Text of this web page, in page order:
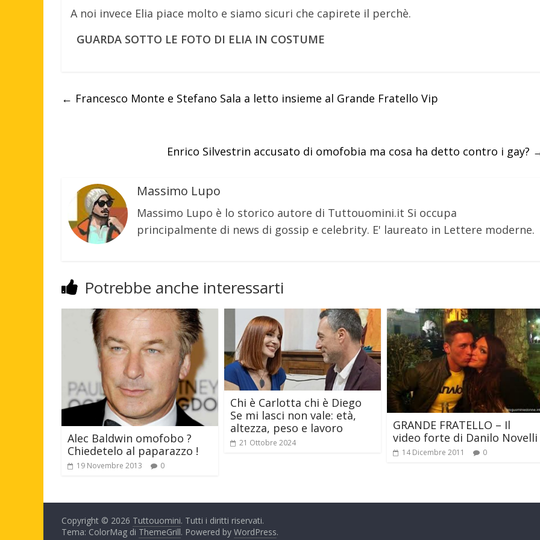
A noi invece Elia piace molto e siamo sicuri che capirete il perchè.
GUARDA SOTTO LE FOTO DI ELIA IN COSTUME
← Francesco Monte e Stefano Sala a letto insieme al Grande Fratello Vip
Enrico Silvestrin accusato di omofobia ma cosa ha detto contro i gay?
Massimo Lupo
Massimo Lupo è lo storico autore di Tuttouomini.it Si occupa
principalmente di news di gossip e celebrity. E' laureato in Lettere moderne.
Potrebbe anche interessarti
Alec Baldwin omofobo ?
Chiedetelo al paparazzo !
19 Novembre 2013 0
Chi è Carlotta chi è Diego
Se mi lasci non vale: età,
altezza, peso e lavoro
21 Ottobre 2024
GRANDE FRATELLO – Il
video forte di Danilo Novelli
14 Dicembre 2011 0
Copyright © 2026 Tuttouomini. Tutti i diritti riservati.
Tema: ColorMag di ThemeGrill. Powered by WordPress.